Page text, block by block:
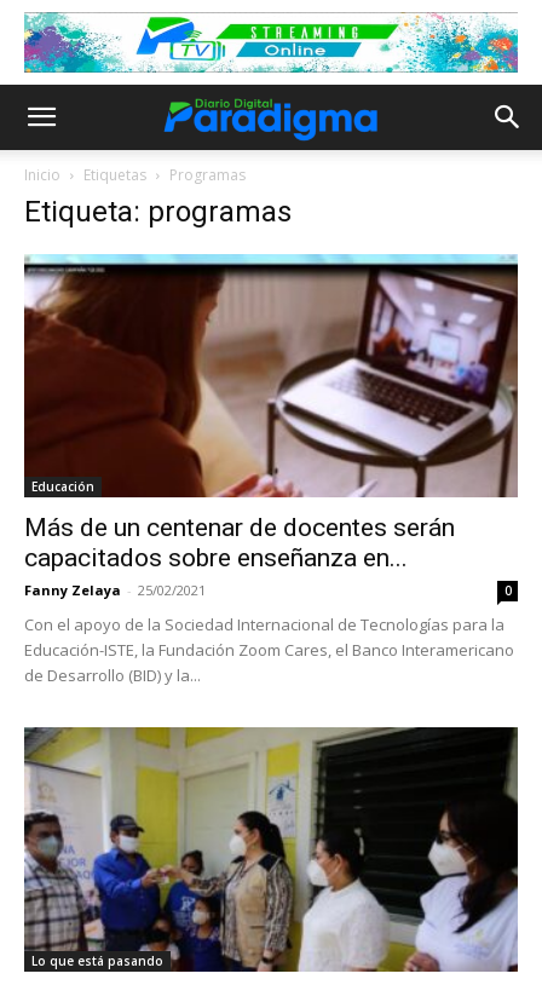
Inicio Etiquetas Programas
Etiqueta: programas
Educación
Más de un centenar de docentes serán
capacitados sobre enseñanza en...
Fanny Zelaya - 25/02/2021 0
Con el apoyo de la Sociedad Internacional de Tecnologías para la
Educación-ISTE, la Fundación Zoom Cares, el Banco Interamericano
de Desarrollo (BID) y la...
Lo que está pasando